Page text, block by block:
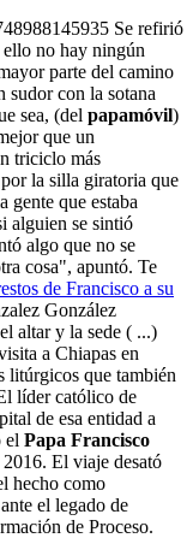
Se refirió
no hay ningún
parte del camino
sudor con la sotana
sea, (del papamóvil)
que un
triciclo más
la silla giratoria que
gente que estaba
alguien se sintió
algo que no se
cosa", apuntó. Te
de Francisco a su
González
altar y la sede ( ...)
a Chiapas en
litúrgicos que también
líder católico de
de esa entidad a
el Papa Francisco
El viaje desató
hecho como
el legado de
de Proceso.